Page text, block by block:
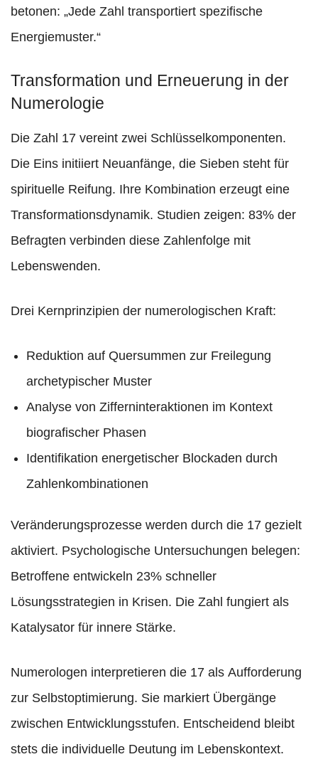
betonen: „Jede Zahl transportiert spezifische
Energiemuster.“
Transformation und Erneuerung in der
Numerologie
Die Zahl 17 vereint zwei Schlüsselkomponenten.
Die Eins initiiert Neuanfänge, die Sieben steht für
spirituelle Reifung. Ihre Kombination erzeugt eine
Transformationsdynamik. Studien zeigen: 83% der
Befragten verbinden diese Zahlenfolge mit
Lebenswenden.
Drei Kernprinzipien der numerologischen Kraft:
Reduktion auf Quersummen zur Freilegung
archetypischer Muster
Analyse von Zifferninteraktionen im Kontext
biografischer Phasen
Identifikation energetischer Blockaden durch
Zahlenkombinationen
Veränderungsprozesse werden durch die 17 gezielt
aktiviert. Psychologische Untersuchungen belegen:
Betroffene entwickeln 23% schneller
Lösungsstrategien in Krisen. Die Zahl fungiert als
Katalysator für innere Stärke.
Numerologen interpretieren die 17 als Aufforderung
zur Selbstoptimierung. Sie markiert Übergänge
zwischen Entwicklungsstufen. Entscheidend bleibt
stets die individuelle Deutung im Lebenskontext.